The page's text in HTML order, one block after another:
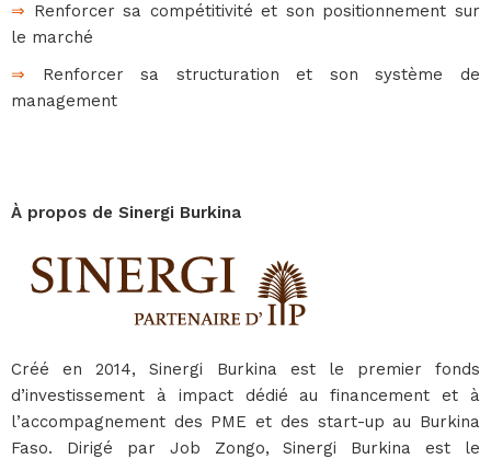
⇒ Renforcer sa compétitivité et son positionnement sur
le marché
⇒ Renforcer sa structuration et son système de
management
À propos de Sinergi Burkina
Créé en 2014, Sinergi Burkina est le premier fonds
d’investissement à impact dédié au financement et à
l’accompagnement des PME et des start-up au Burkina
Faso. Dirigé par Job Zongo, Sinergi Burkina est le